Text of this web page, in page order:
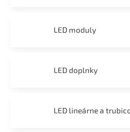
LED moduly
LED doplnky
LED lineárne a